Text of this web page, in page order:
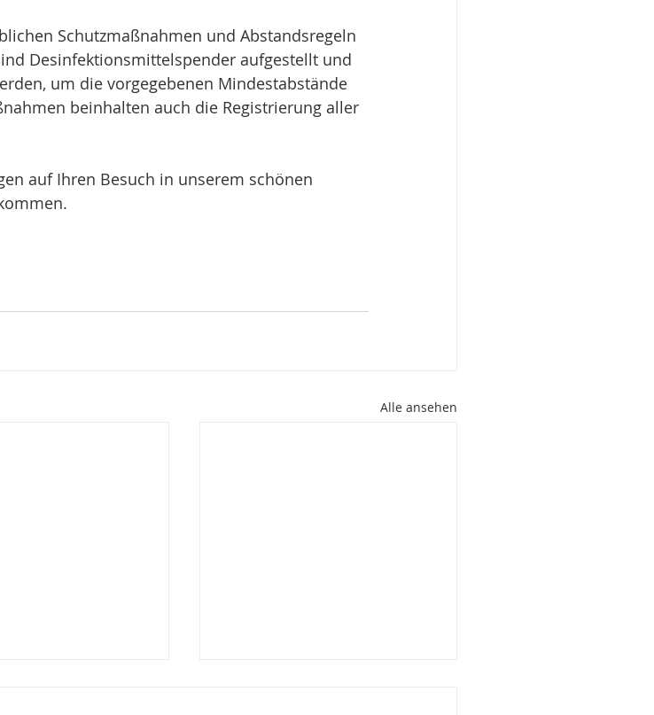
Schutzmaßnahmen und Abstandsregeln
Desinfektionsmittelspender aufgestellt und
um die vorgegebenen Mindestabstände
beinhalten auch die Registrierung aller
auf Ihren Besuch in unserem schönen
Alle ansehen